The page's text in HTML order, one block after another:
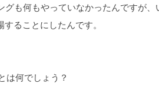
グも何もやっていなかったんですが
ることにしたんです。
は何でしょう？